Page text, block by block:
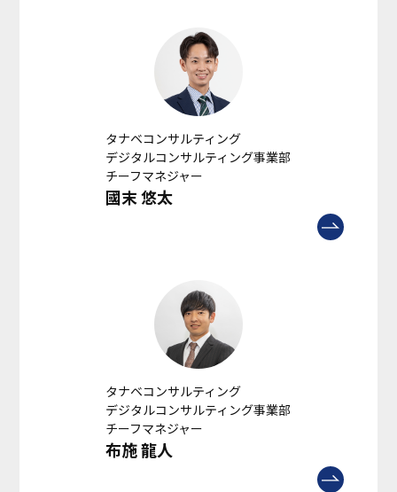
タナベコンサルティング
デジタルコンサルティング事業部
チーフマネジャー
國末 悠太
タナベコンサルティング
デジタルコンサルティング事業部
チーフマネジャー
布施 龍人